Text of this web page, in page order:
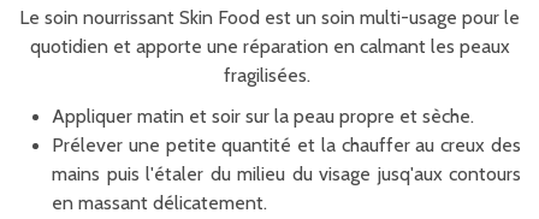
Le soin nourrissant Skin Food est un soin multi-usage pour le
quotidien et apporte une réparation en calmant les peaux
fragilisées.
Appliquer matin et soir sur la peau propre et sèche.
Prélever une petite quantité et la chauffer au creux des
mains puis l'étaler du milieu du visage jusq'aux contours
en massant délicatement.